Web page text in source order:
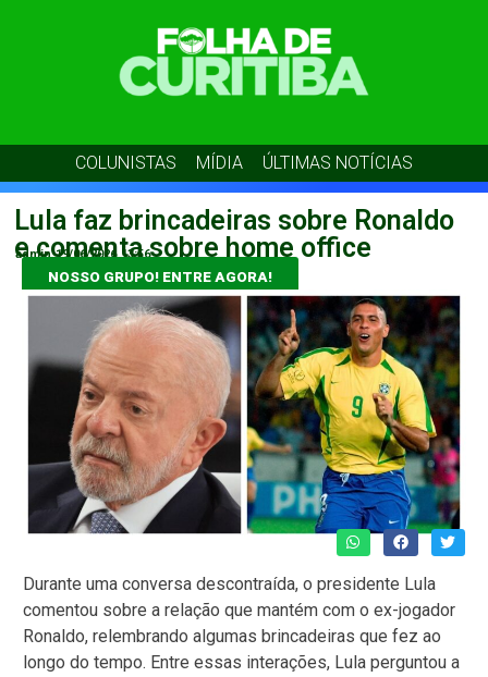
COLUNISTAS MÍDIA ÚLTIMAS NOTÍCIAS
Lula faz brincadeiras sobre Ronaldo
e comenta sobre home office
admin 19/06/2026 13:56
NOSSO GRUPO! ENTRE AGORA!
Durante uma conversa descontraída, o presidente Lula
comentou sobre a relação que mantém com o ex-jogador
Ronaldo, relembrando algumas brincadeiras que fez ao
longo do tempo. Entre essas interações, Lula perguntou a